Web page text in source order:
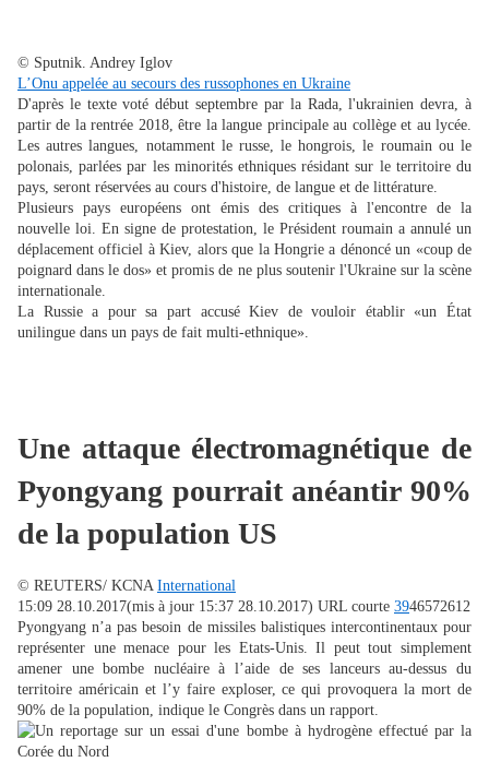
© Sputnik. Andrey Iglov
L’Onu appelée au secours des russophones en Ukraine
D'après le texte voté début septembre par la Rada, l'ukrainien devra, à
partir de la rentrée 2018, être la langue principale au collège et au lycée.
Les autres langues, notamment le russe, le hongrois, le roumain ou le
polonais, parlées par les minorités ethniques résidant sur le territoire du
pays, seront réservées au cours d'histoire, de langue et de littérature.
Plusieurs pays européens ont émis des critiques à l'encontre de la
nouvelle loi. En signe de protestation, le Président roumain a annulé un
déplacement officiel à Kiev, alors que la Hongrie a dénoncé un «coup de
poignard dans le dos» et promis de ne plus soutenir l'Ukraine sur la scène
internationale.
La Russie a pour sa part accusé Kiev de vouloir établir «un État
unilingue dans un pays de fait multi-ethnique».
Une attaque électromagnétique de
Pyongyang pourrait anéantir 90%
de la population US
© REUTERS/ KCNA International
15:09 28.10.2017(mis à jour 15:37 28.10.2017) URL courte 3946572612
Pyongyang n’a pas besoin de missiles balistiques intercontinentaux pour
représenter une menace pour les Etats-Unis. Il peut tout simplement
amener une bombe nucléaire à l’aide de ses lanceurs au-dessus du
territoire américain et l’y faire exploser, ce qui provoquera la mort de
90% de la population, indique le Congrès dans un rapport.